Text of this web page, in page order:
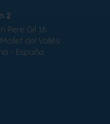
2
Pere Gil 16
del Vallés
- España